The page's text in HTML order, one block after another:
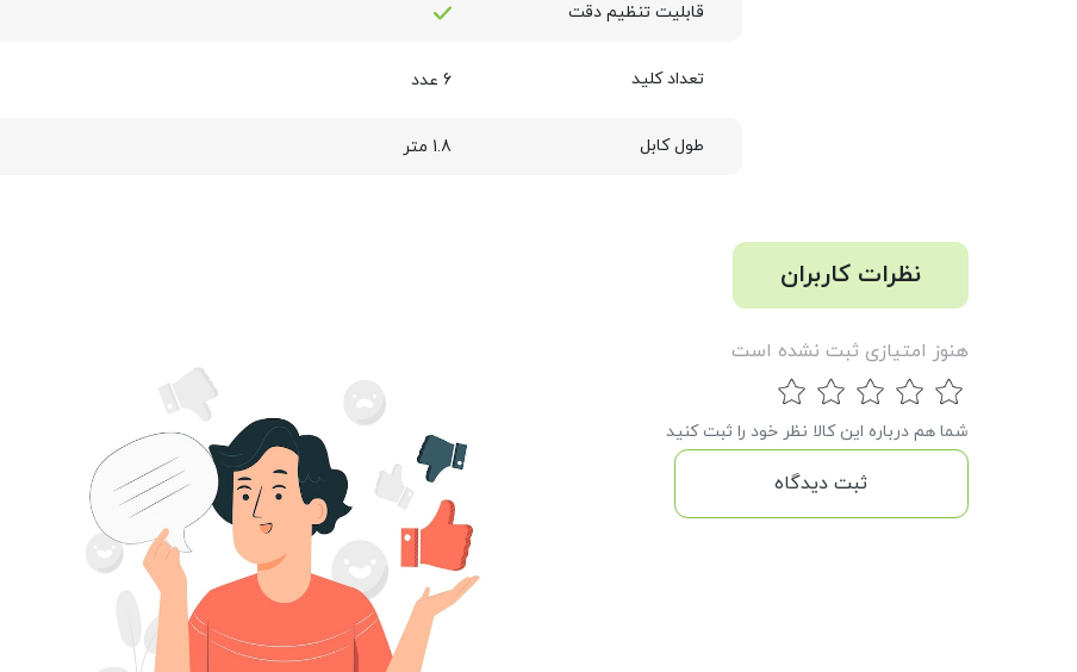
قابلیت تنظیم دقت
تعداد کلید 6 عدد
طول کابل 1.8 متر
نظرات کاربران
هنوز امتیازی ثبت نشده است
شما هم درباره این کالا نظر خود را ثبت کنید
ثبت دیدگاه